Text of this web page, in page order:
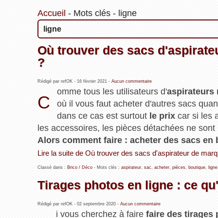
Accueil - Mots clés- ligne
ligne
Où trouver des sacs
?
Rédigé par refOK - 16 février 2021- Aucun commentaire
C
omme tous les utilisateurs d'aspirateurs
où il vous faut acheter d'autres sacs
dans ce cas est surtout le prix car si les
les accessoires, les pièces détachées ne
Alors comment faire : acheter des sacs en
Lire la suite de Où trouver des sacs d'aspirateur de
Classé dans : Brico / Déco- Mots clés : aspirateur, sac, acheter, pièces, boutique, ligne
Tirages photos en ligne : ce
Rédigé par refOK - 02 septembre 2020- Aucun commentaire
i vous cherchez à faire faire des tirages